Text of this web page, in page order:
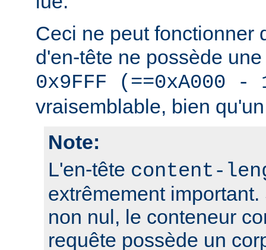
Ceci ne peut fonctionner
d'en-tête ne possède
0x9FFF (==0xA000 -
vraisemblable, bien
Note:
L'en-tête content-
extrêmement
non nul, le conteneur
requête possède un